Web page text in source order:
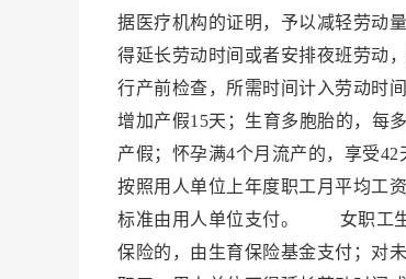
据医疗机构的证明，予以减轻劳
得延长劳动时间或者安排夜班劳
行产前检查，所需时间计入劳动
增加产假15天；生育多胞胎的，
产假；怀孕满4个月流产的，享受
按照用人单位上年度职工月平均工
标准由用人单位支付。 女职工生
保险的，由生育保险基金支付；